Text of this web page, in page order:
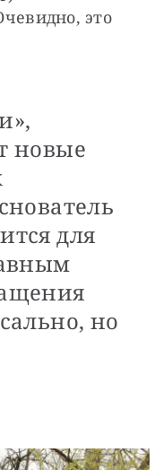
это
новые
для
но